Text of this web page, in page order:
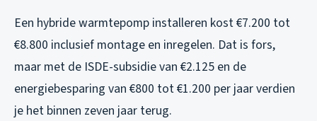
Een hybride warmtepomp installeren kost €7.200 tot
€8.800 inclusief montage en inregelen. Dat is fors,
maar met de ISDE-subsidie van €2.125 en de
energiebesparing van €800 tot €1.200 per jaar verdien
je het binnen zeven jaar terug.